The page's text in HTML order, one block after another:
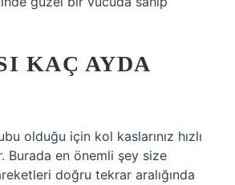
KAÇ AYDA
olduğu için kol kaslarınız hızlı
Burada en önemli şey size
doğru tekrar aralığında